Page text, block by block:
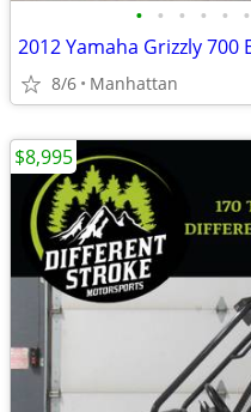
• • • • • •
2012 Yamaha Grizzly 700
8/6 Manhattan
$8,995